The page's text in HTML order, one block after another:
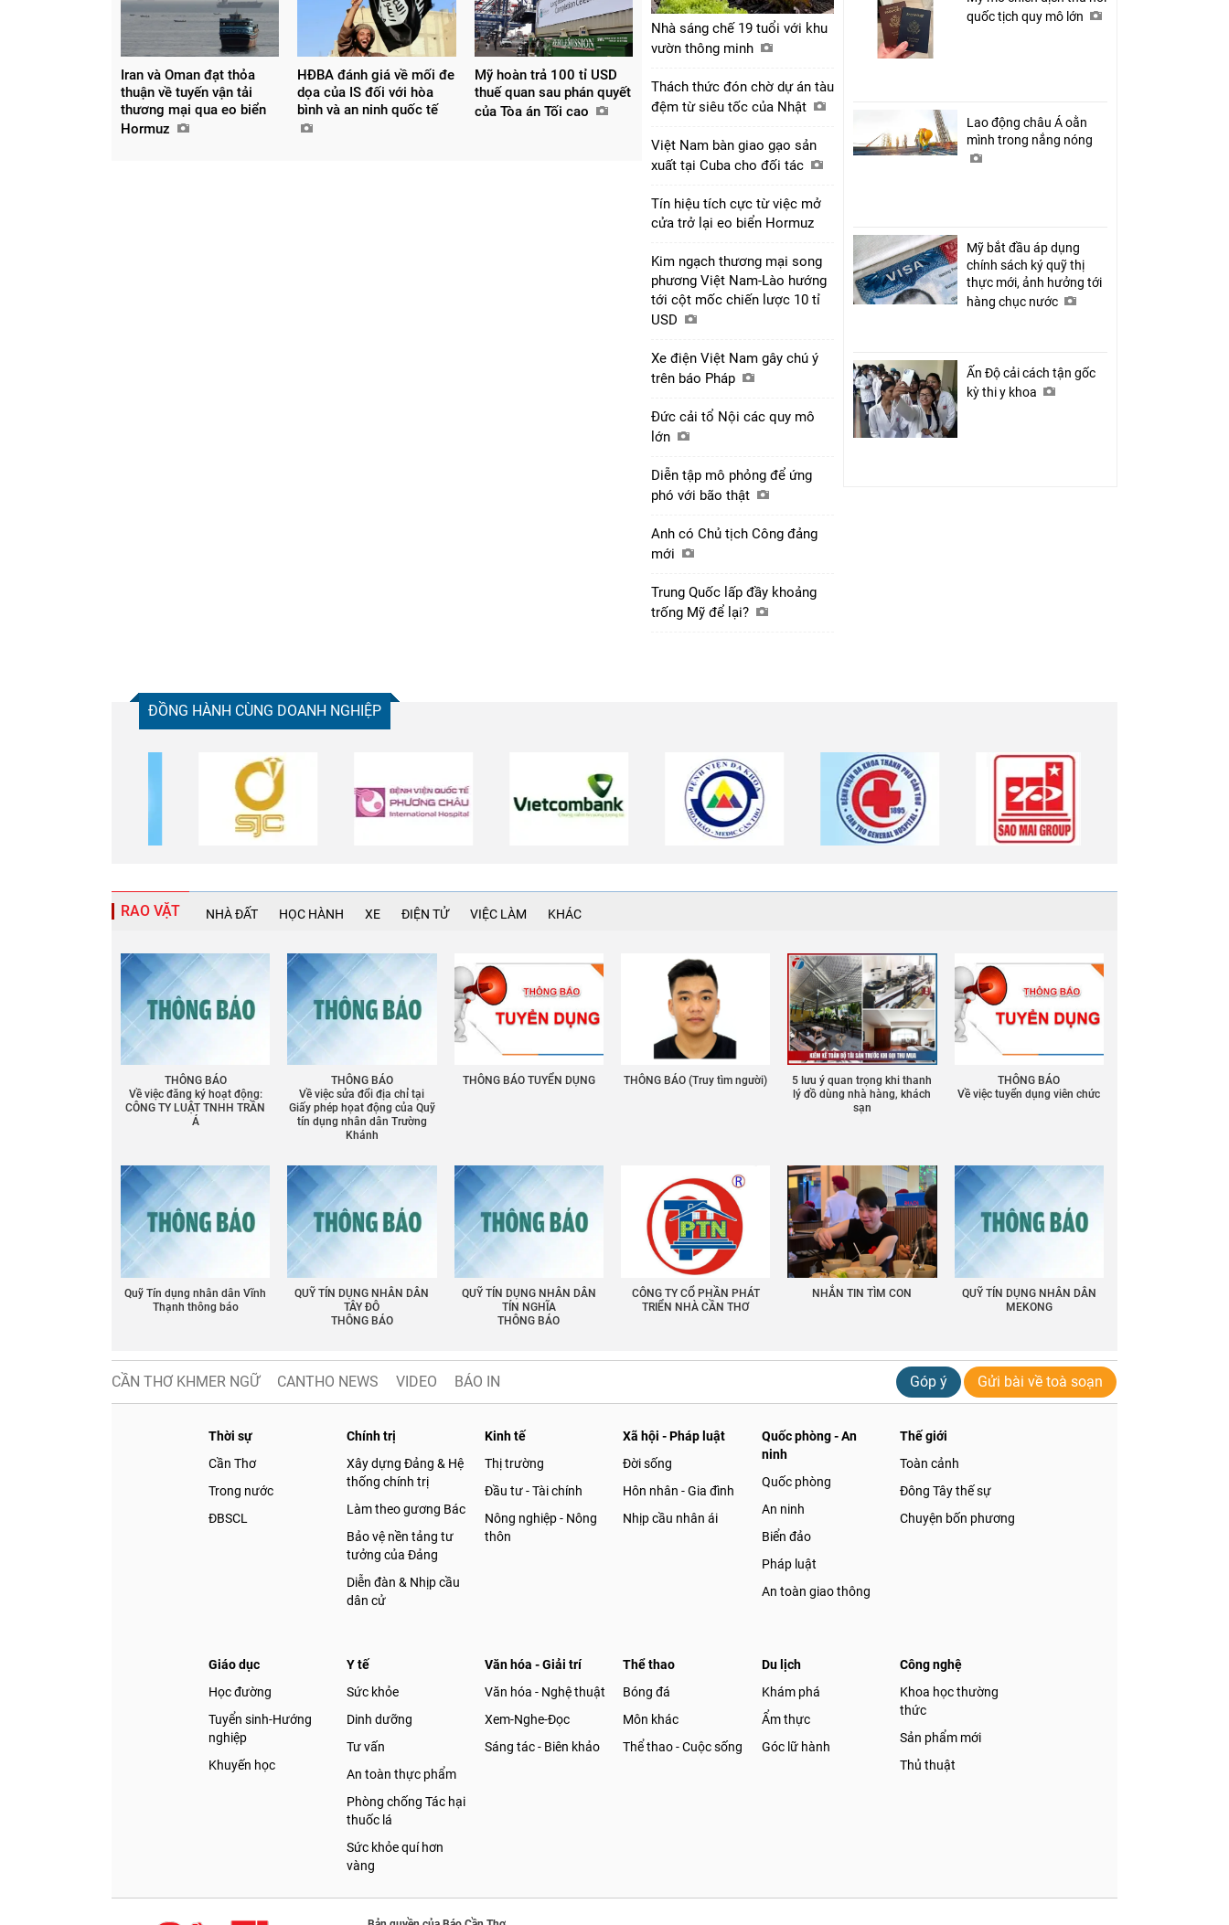
Chia sẻ
Facebook
Iran và Oman đạt thỏa
thuận về tuyến vận tải
thương mại qua eo biển
Hormuz
HĐBA đánh giá về mối đe
dọa của IS đối với hòa
bình và an ninh quốc tế
Mỹ hoàn trả 100 tỉ USD
thuế quan sau phán quyết
của Tòa án Tối cao
Nhà sáng chế 19 tuổi với khu
vườn thông minh
Thách thức đón chờ dự án tàu
đệm từ siêu tốc của Nhật
Việt Nam bàn giao gạo sản
xuất tại Cuba cho đối tác
Tín hiệu tích cực từ việc mở
cửa trở lại eo biển Hormuz
Kim ngạch thương mại song
phương Việt Nam-Lào hướng
tới cột mốc chiến lược 10 tỉ
USD
Xe điện Việt Nam gây chú ý
trên báo Pháp
Đức cải tổ Nội các quy mô
lớn
Diễn tập mô phỏng để ứng
phó với bão thật
Anh có Chủ tịch Công đảng
mới
Trung Quốc lấp đầy khoảng
trống Mỹ để lại?
quốc tịch quy mô lớn
Lao động châu Á oằn
mình trong nắng nóng
Mỹ bắt đầu áp dụng
chính sách ký quỹ thị
thực mới, ảnh hưởng tới
hàng chục nước
Ấn Độ cải cách tận gốc
kỳ thi y khoa
ĐỒNG HÀNH CÙNG DOANH NGHIỆP
RAO VẶT NHÀ ĐẤT HỌC HÀNH XE ĐIỆN TỬ VIỆC LÀM KHÁC
THÔNG BÁO
Về việc đăng ký hoạt động:
CÔNG TY LUẬT TNHH TRẦN
Á
THÔNG BÁO
Về việc sửa đổi địa chỉ tại
Giấy phép họat động của Quỹ
tín dụng nhân dân Trường
Khánh
THÔNG BÁO TUYỂN DỤNG THÔNG BÁO (Truy tìm người)
5 lưu ý quan trọng khi thanh
lý đồ dùng nhà hàng, khách
sạn
THÔNG BÁO
Về việc tuyển dụng viên chức
Quỹ Tín dụng nhân dân Vĩnh
Thạnh thông báo
QUỸ TÍN DỤNG NHÂN DÂN
TÂY ĐÔ
THÔNG BÁO
QUỸ TÍN DỤNG NHÂN DÂN
TÍN NGHĨA
THÔNG BÁO
CÔNG TY CỔ PHẦN PHÁT
TRIỂN NHÀ CẦN THƠ
NHẮN TIN TÌM CON
QUỸ TÍN DỤNG NHÂN DÂN
MEKONG
CẦN THƠ KHMER NGỮ CANTHO NEWS VIDEO BÁO IN Góp ý Gửi bài về toà soạn
Thời sự
Cần Thơ
Trong nước
ĐBSCL
Chính trị
Xây dựng Đảng & Hệ
thống chính trị
Làm theo gương Bác
Bảo vệ nền tảng tư
tưởng của Đảng
Diễn đàn & Nhịp cầu
dân cử
Kinh tế
Thị trường
Đầu tư - Tài chính
Nông nghiệp - Nông
thôn
Xã hội - Pháp luật
Đời sống
Hôn nhân - Gia đình
Nhịp cầu nhân ái
Quốc phòng - An
ninh
Quốc phòng
An ninh
Biển đảo
Pháp luật
An toàn giao thông
Thế giới
Toàn cảnh
Đông Tây thế sự
Chuyện bốn phương
Giáo dục
Học đường
Tuyển sinh-Hướng
nghiệp
Khuyến học
Y tế
Sức khỏe
Dinh dưỡng
Tư vấn
An toàn thực phẩm
Phòng chống Tác hại
thuốc lá
Sức khỏe quí hơn
vàng
Văn hóa - Giải trí
Văn hóa - Nghệ thuật
Xem-Nghe-Đọc
Sáng tác - Biên khảo
Thể thao
Bóng đá
Môn khác
Thể thao - Cuộc sống
Du lịch
Khám phá
Ẩm thực
Góc lữ hành
Công nghệ
Khoa học thường
thức
Sản phẩm mới
Thủ thuật